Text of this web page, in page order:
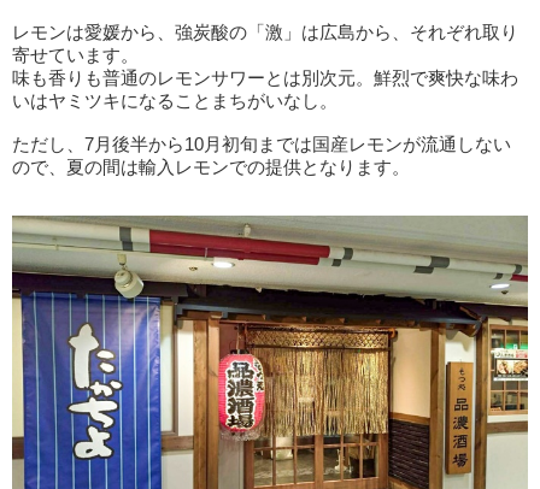
レモンは愛媛から、強炭酸の「激」は広島から、それぞれ取り
寄せています。
味も香りも普通のレモンサワーとは別次元。鮮烈で爽快な味わ
いはヤミツキになることまちがいなし。
ただし、7月後半から10月初旬までは国産レモンが流通しない
ので、夏の間は輸入レモンでの提供となります。